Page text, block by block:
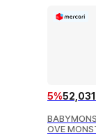
5%52,031
OVE